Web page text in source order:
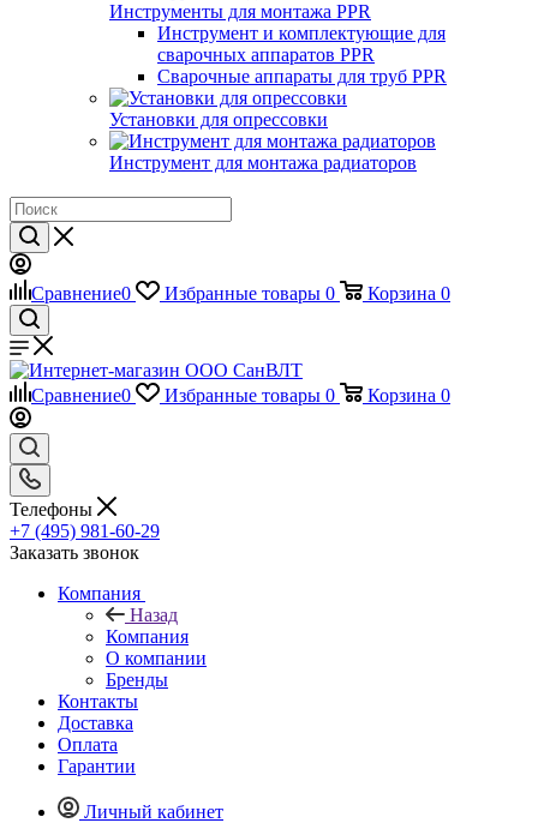
Инструменты для монтажа PPR
Инструмент и комплектующие для
сварочных аппаратов PPR
Сварочные аппараты для труб PPR
Установки для опрессовки
Инструмент для монтажа радиаторов
Сравнение0 Избранные товары 0 Корзина 0
Сравнение0 Избранные товары 0 Корзина 0
Телефоны
+7 (495) 981-60-29
Заказать звонок
Компания
Назад
Компания
О компании
Бренды
Контакты
Доставка
Оплата
Гарантии
Личный кабинет